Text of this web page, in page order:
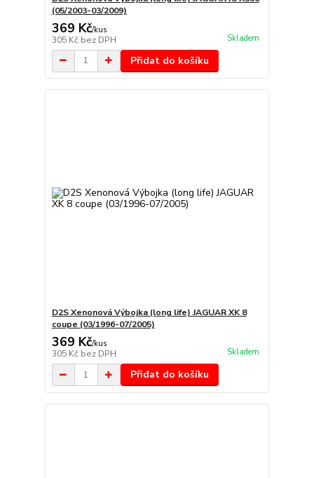
(05/2003-03/2009)
369 Kč/kus
305 Kč bez DPH Skladem
Přidat do košíku
D2S Xenonová Výbojka (long life) JAGUAR XK 8
coupe (03/1996-07/2005)
369 Kč/kus
305 Kč bez DPH Skladem
Přidat do košíku